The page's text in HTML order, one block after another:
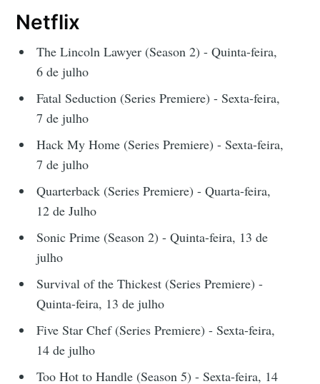
Netflix
The Lincoln Lawyer (Season 2) - Quinta-feira,
6 de julho
Fatal Seduction (Series Premiere) - Sexta-feira,
7 de julho
Hack My Home (Series Premiere) - Sexta-feira,
7 de julho
Quarterback (Series Premiere) - Quarta-feira,
12 de Julho
Sonic Prime (Season 2) - Quinta-feira, 13 de
julho
Survival of the Thickest (Series Premiere) -
Quinta-feira, 13 de julho
Five Star Chef (Series Premiere) - Sexta-feira,
14 de julho
Too Hot to Handle (Season 5) - Sexta-feira, 14